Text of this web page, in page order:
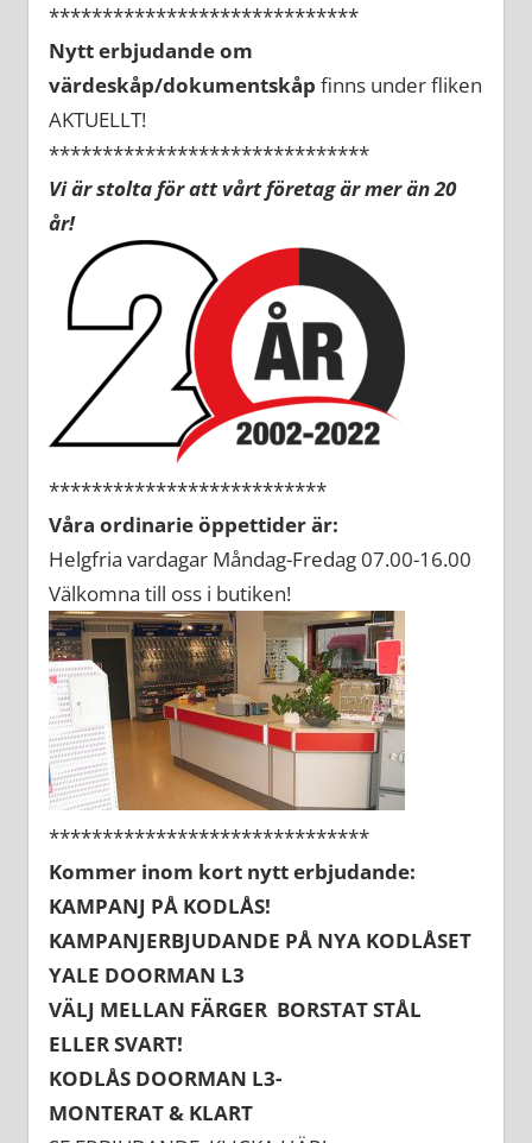
*****************************
Nytt erbjudande om
värdeskåp/dokumentskåp finns under fliken
AKTUELLT!
******************************
Vi är stolta för att vårt företag är mer än 20
år!
**************************
Våra ordinarie öppettider är:
Helgfria vardagar Måndag-Fredag 07.00-16.00
Välkomna till oss i butiken!
******************************
Kommer inom kort nytt erbjudande:
KAMPANJ PÅ KODLÅS!
KAMPANJERBJUDANDE PÅ NYA KODLÅSET
YALE DOORMAN L3
VÄLJ MELLAN FÄRGER BORSTAT STÅL
ELLER SVART!
KODLÅS DOORMAN L3-
MONTERAT & KLART